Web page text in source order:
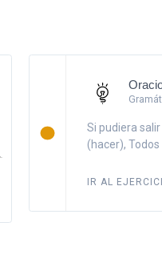
Si pudiera
(hacer), Todos
IR AL